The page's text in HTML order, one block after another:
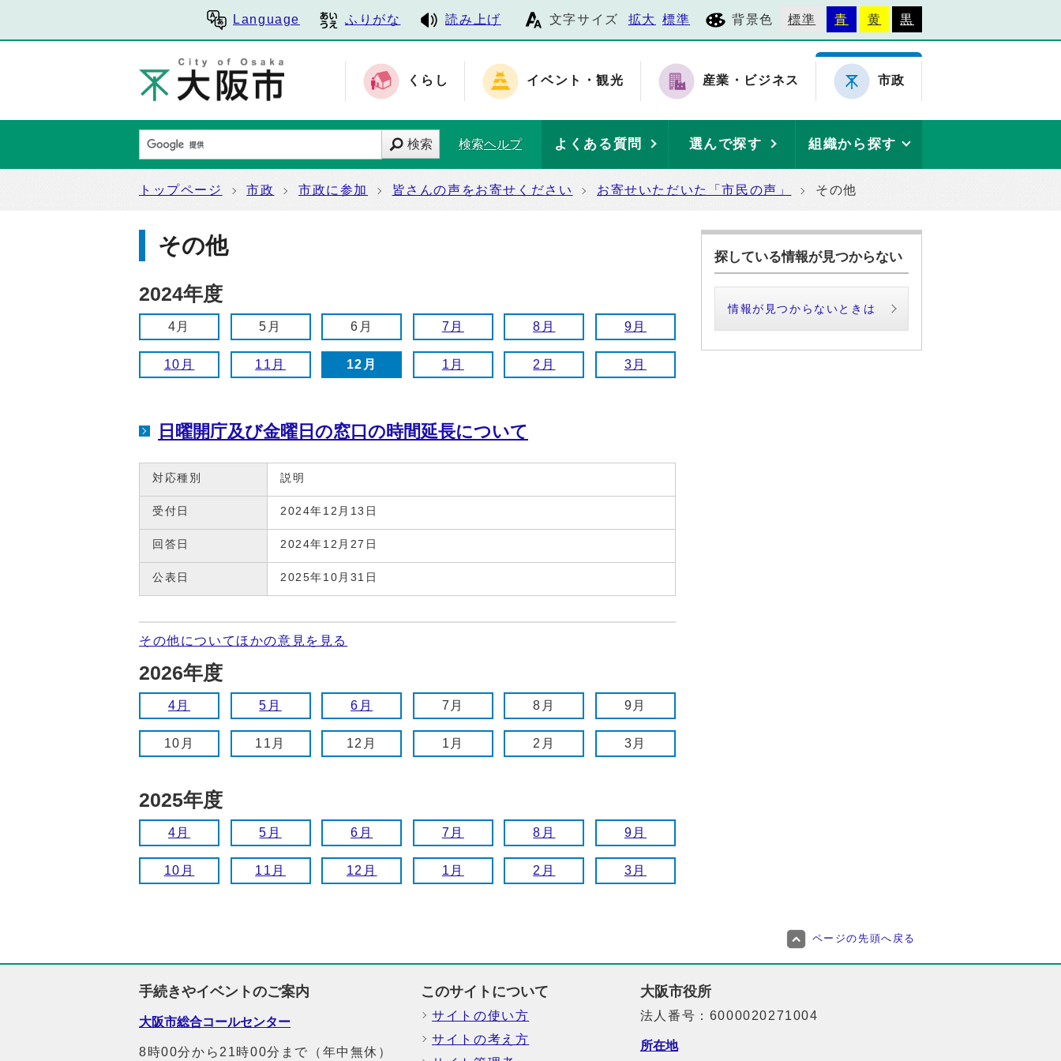
Language ふりがな 読み上げ 文字サイズ 拡大 標準 背景色 標準 青 黄 黒
くらし イベント・観光 産業・ビジネス 市政
検索 検索ヘルプ よくある質問 選んで探す 組織から探す
トップページ 市政 市政に参加 皆さんの声をお寄せください お寄せいただいた「市民の声」 その他
その他
2024年度
4月 5月 6月 7月 8月 9月
10月 11月 12月 1月 2月 3月
日曜開庁及び金曜日の窓口の時間延長について
対応種別 説明
受付日 2024年12月13日
回答日 2024年12月27日
公表日 2025年10月31日
その他についてほかの意見を見る
2026年度
4月 5月 6月 7月 8月 9月
10月 11月 12月 1月 2月 3月
2025年度
4月 5月 6月 7月 8月 9月
10月 11月 12月 1月 2月 3月
探している情報が見つからない
情報が見つからないときは
ページの先頭へ戻る
手続きやイベントのご案内
大阪市総合コールセンター
8時00分から21時00分まで（年中無休）
このサイトについて
サイトの使い方
サイトの考え方
大阪市役所
法人番号：6000020271004
所在地